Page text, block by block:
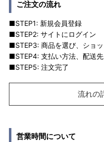
ご注文の流れ
■STEP1: 新規会員登録
■STEP2: サイトにログイン
■STEP3: 商品を選び、ショ
■STEP4: 支払い方法、配送
■STEP5: 注文完了
流れの
営業時間について